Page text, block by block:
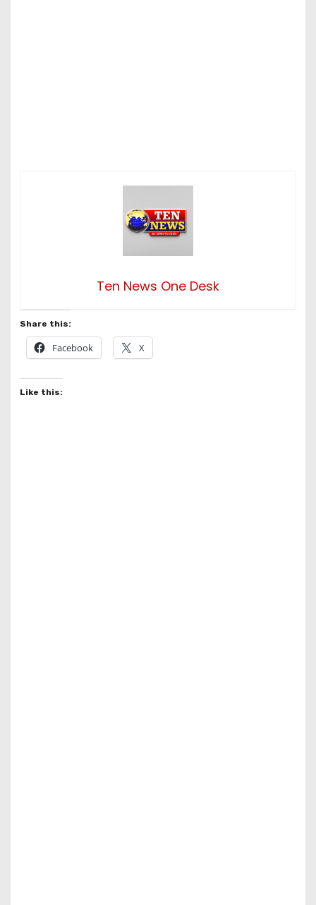
Ten News One Desk
Share this:
Facebook X
Like this: